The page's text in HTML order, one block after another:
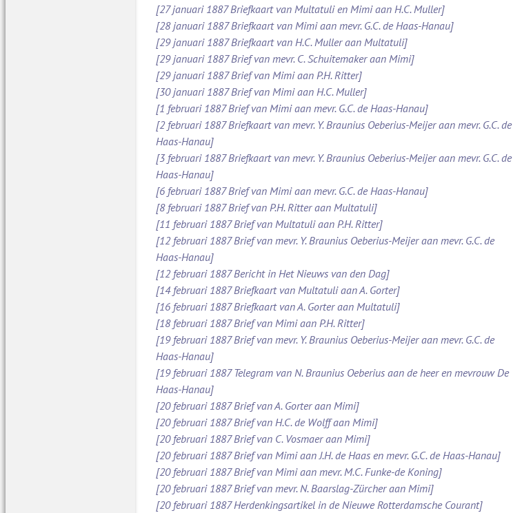
[27 januari 1887 Briefkaart van Multatuli en Mimi aan H.C. Muller]
[28 januari 1887 Briefkaart van Mimi aan mevr. G.C. de Haas-Hanau]
[29 januari 1887 Briefkaart van H.C. Muller aan Multatuli]
[29 januari 1887 Brief van mevr. C. Schuitemaker aan Mimi]
[29 januari 1887 Brief van Mimi aan P.H. Ritter]
[30 januari 1887 Brief van Mimi aan H.C. Muller]
[1 februari 1887 Brief van Mimi aan mevr. G.C. de Haas-Hanau]
[2 februari 1887 Briefkaart van mevr. Y. Braunius Oeberius-Meijer aan mevr. G.C. de
Haas-Hanau]
[3 februari 1887 Briefkaart van mevr. Y. Braunius Oeberius-Meijer aan mevr. G.C. de
Haas-Hanau]
[6 februari 1887 Brief van Mimi aan mevr. G.C. de Haas-Hanau]
[8 februari 1887 Brief van P.H. Ritter aan Multatuli]
[11 februari 1887 Brief van Multatuli aan P.H. Ritter]
[12 februari 1887 Brief van mevr. Y. Braunius Oeberius-Meijer aan mevr. G.C. de
Haas-Hanau]
[12 februari 1887 Bericht in Het Nieuws van den Dag]
[14 februari 1887 Briefkaart van Multatuli aan A. Gorter]
[16 februari 1887 Briefkaart van A. Gorter aan Multatuli]
[18 februari 1887 Brief van Mimi aan P.H. Ritter]
[19 februari 1887 Brief van mevr. Y. Braunius Oeberius-Meijer aan mevr. G.C. de
Haas-Hanau]
[19 februari 1887 Telegram van N. Braunius Oeberius aan de heer en mevrouw De
Haas-Hanau]
[20 februari 1887 Brief van A. Gorter aan Mimi]
[20 februari 1887 Brief van H.C. de Wolff aan Mimi]
[20 februari 1887 Brief van C. Vosmaer aan Mimi]
[20 februari 1887 Brief van Mimi aan J.H. de Haas en mevr. G.C. de Haas-Hanau]
[20 februari 1887 Brief van Mimi aan mevr. M.C. Funke-de Koning]
[20 februari 1887 Brief van mevr. N. Baarslag-Zürcher aan Mimi]
[20 februari 1887 Herdenkingsartikel in de Nieuwe Rotterdamsche Courant]